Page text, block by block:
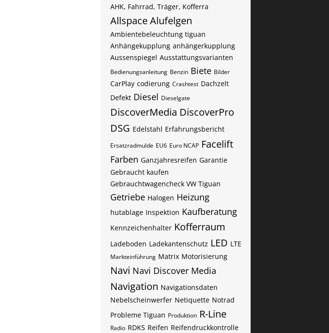
AHK, Fahrrad, Träger, Kofferra
AllspaceAlufelgen
Ambientebeleuchtung tiguan
Anhängekupplung anhängerkupplung
Aussenspiegel Ausstattungsvarianten
Bedienungsanleitung Benzin Biete Bilder
CarPlay codierung Crashtest Dachzelt
Defekt Diesel Dieselgate
DiscoverMedia DiscoverPro
DSG Edelstahl Erfahrungsbericht
Ersatzradmulde EU6 Euro NCAP Facelift
Farben Ganzjahresreifen Garantie
Gebraucht kaufen
Gebrauchtwagencheck VW Tiguan
Getriebe Halogen Heizung
hutablage Inspektion Kaufberatung
Kennzeichenhalter Kofferraum
Ladeboden Ladekantenschutz LED LTE
Markteinführung Matrix Motorisierung
Navi Navi Discover Media
Navigation Navigationsdaten
Nebelscheinwerfer Netiquette Notrad
Probleme Tiguan Produktion R-Line
Radio RDKS Reifen Reifendruckkontrolle